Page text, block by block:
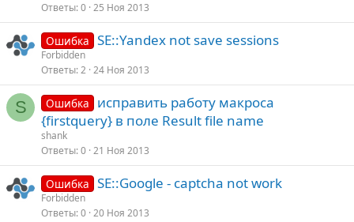
Ответы 0 25 Ноя 2013
Ошибка SE::Yandex not save sessions
Forbidden
Ответы 2 24 Ноя 2013
S Ошибка
исправить работу макроса
{firstquery} в поле Result file name
shank
Ответы 0 21 Ноя 2013
Ошибка SE::Google - captcha not work
Forbidden
Ответы 0 20 Ноя 2013